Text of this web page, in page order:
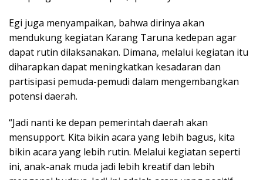
Egi juga menyampaikan, bahwa dirinya akan
mendukung kegiatan Karang Taruna kedepan agar
dapat rutin dilaksanakan. Dimana, melalui kegiatan itu
diharapkan dapat meningkatkan kesadaran dan
partisipasi pemuda-pemudi dalam mengembangkan
potensi daerah.
“Jadi nanti ke depan pemerintah daerah akan
mensupport. Kita bikin acara yang lebih bagus, kita
bikin acara yang lebih rutin. Melalui kegiatan seperti
ini, anak-anak muda jadi lebih kreatif dan lebih